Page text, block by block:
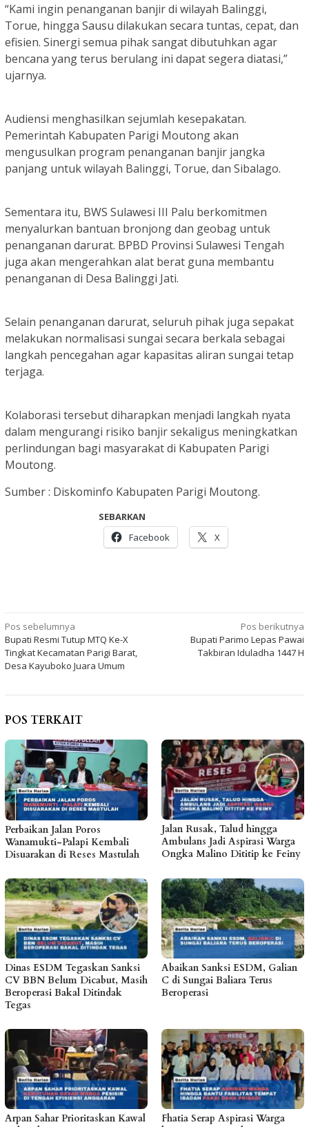
“Kami ingin penanganan banjir di wilayah Balinggi,
Torue, hingga Sausu dilakukan secara tuntas, cepat, dan
efisien. Sinergi semua pihak sangat dibutuhkan agar
bencana yang terus berulang ini dapat segera diatasi,”
ujarnya.
Audiensi menghasilkan sejumlah kesepakatan.
Pemerintah Kabupaten Parigi Moutong akan
mengusulkan program penanganan banjir jangka
panjang untuk wilayah Balinggi, Torue, dan Sibalago.
Sementara itu, BWS Sulawesi III Palu berkomitmen
menyalurkan bantuan bronjong dan geobag untuk
penanganan darurat. BPBD Provinsi Sulawesi Tengah
juga akan mengerahkan alat berat guna membantu
penanganan di Desa Balinggi Jati.
Selain penanganan darurat, seluruh pihak juga sepakat
melakukan normalisasi sungai secara berkala sebagai
langkah pencegahan agar kapasitas aliran sungai tetap
terjaga.
Kolaborasi tersebut diharapkan menjadi langkah nyata
dalam mengurangi risiko banjir sekaligus meningkatkan
perlindungan bagi masyarakat di Kabupaten Parigi
Moutong.
Sumber : Diskominfo Kabupaten Parigi Moutong.
SEBARKAN
Facebook
X
Navigasi
pos
Pos sebelumnya
Bupati Resmi Tutup MTQ Ke-X
Tingkat Kecamatan Parigi Barat,
Desa Kayuboko Juara Umum
Pos berikutnya
Bupati Parimo Lepas Pawai
Takbiran Iduladha 1447 H
POS TERKAIT
Perbaikan Jalan Poros
Wanamukti-Palapi Kembali
Disuarakan di Reses Mastulah
Jalan Rusak, Talud hingga
Ambulans Jadi Aspirasi Warga
Ongka Malino Dititip ke Feiny
Dinas ESDM Tegaskan Sanksi
CV BBN Belum Dicabut, Masih
Beroperasi Bakal Ditindak
Tegas
Abaikan Sanksi ESDM, Galian
C di Sungai Baliara Terus
Beroperasi
Arpan Sahar Prioritaskan Kawal
Fhatia Serap Aspirasi Warga